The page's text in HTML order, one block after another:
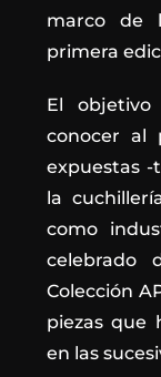
marco de
primera
El
conocer al
expuestas -
la
como
celebrado
Colección
piezas que
en las